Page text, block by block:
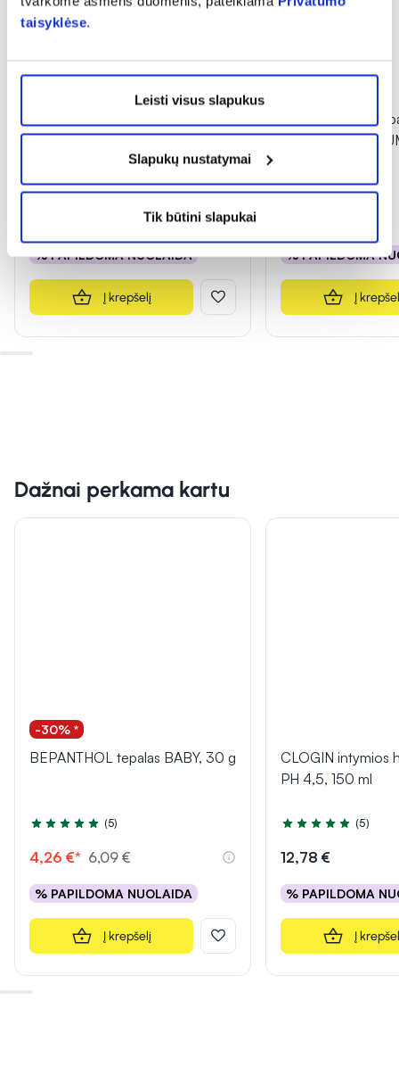
taisyklėse.
Leisti visus slapukus
Slapukų nustatymai
Tik būtini slapukai
kremas vaikams SUN
PROTECTION, SPF50, 100 ml
Įvertinimas 5.0 iš 5
(5)
% PAPILDOMA NUOLAIDA
Į krepšelį
NORDICS dantų
KIDS BUBBLE
Įvertinimas 5.0 iš 5
(1)
% PAPILDOMA
Į
Dažnai perkama kartu
-30% *
BEPANTHOL tepalas BABY, 30 g
Įvertinimas 5.0 iš 5
(5)
4,26 €* 6,09 €
% PAPILDOMA NUOLAIDA
Į krepšelį
CLOGIN intymios
PH 4,5, 150 ml
Įvertinimas 5.0 iš 5
(5)
12,78 €
% PAPILDOMA
Į